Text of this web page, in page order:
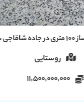
فروش ویلا ۶۰ متری دنج در سروندان سنگر رشت